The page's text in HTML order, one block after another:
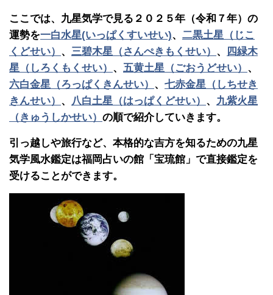
ここでは、九星気学で見る２０２５年（令和７年）の
運勢を一白水星(いっぱくすいせい)、 二黒土星（じこ
くどせい） 、 三碧木星（さんぺきもくせい） 、
四緑木
星（しろくもくせい） 、 五黄土星（ごおうどせい） 、
六白金星（ろっぱくきんせい） 、 七赤金星（しちせき
きんせい） 、 八白土星（はっぱくどせい） 、 九紫火星
（きゅうしかせい） の順で紹介していきます。
引っ越しや旅行など、本格的な吉方を知るための九星
気学風水鑑定は福岡占いの館「宝琉館」で直接鑑定を
受けることができます。